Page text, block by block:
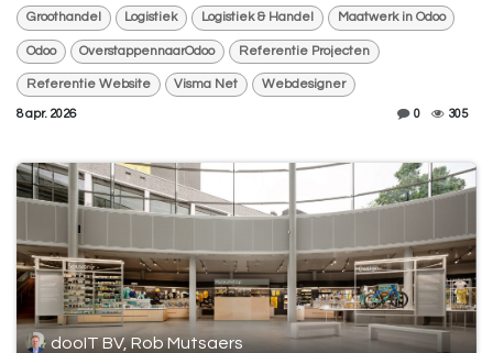
Groothandel Logistiek Logistiek & Handel Maatwerk in Odoo
Odoo OverstappennaarOdoo Referentie Projecten
Referentie Website Visma Net Webdesigner
8 apr. 2026 0 305
dooIT BV, Rob Mutsaers